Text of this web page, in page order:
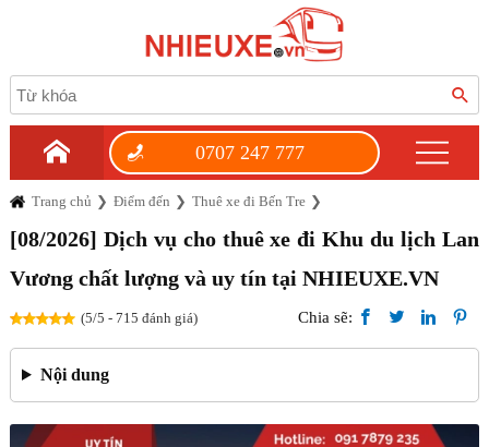
0707 247 777
Trang chủ Điểm đến Thuê xe đi Bến Tre
[08/2026] Dịch vụ cho thuê xe đi Khu du lịch Lan
Vương chất lượng và uy tín tại NHIEUXE.VN
(5/5 - 715 đánh giá) Chia sẽ:
Nội dung